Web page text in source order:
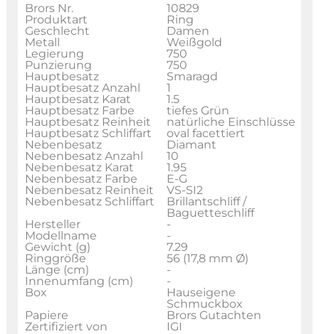
Brors Nr.
10829
Produktart
Ring
Geschlecht
Damen
Metall
Weißgold
Legierung
750
Punzierung
750
Hauptbesatz
Smaragd
Hauptbesatz Anzahl
1
Hauptbesatz Karat
1.5
Hauptbesatz Farbe
tiefes Grün
Hauptbesatz Reinheit
natürliche Einschlüsse
Hauptbesatz Schliffart
oval facettiert
Nebenbesatz
Diamant
Nebenbesatz Anzahl
10
Nebenbesatz Karat
1.95
Nebenbesatz Farbe
E-G
Nebenbesatz Reinheit
VS-SI2
Nebenbesatz Schliffart
Brillantschliff /
Baguetteschliff
Hersteller
-
Modellname
-
Gewicht (g)
7.29
Ringgröße
56 (17,8 mm Ø)
Länge (cm)
-
Innenumfang (cm)
-
Box
Hauseigene
Schmuckbox
Papiere
Brors Gutachten
Zertifiziert von
IGI